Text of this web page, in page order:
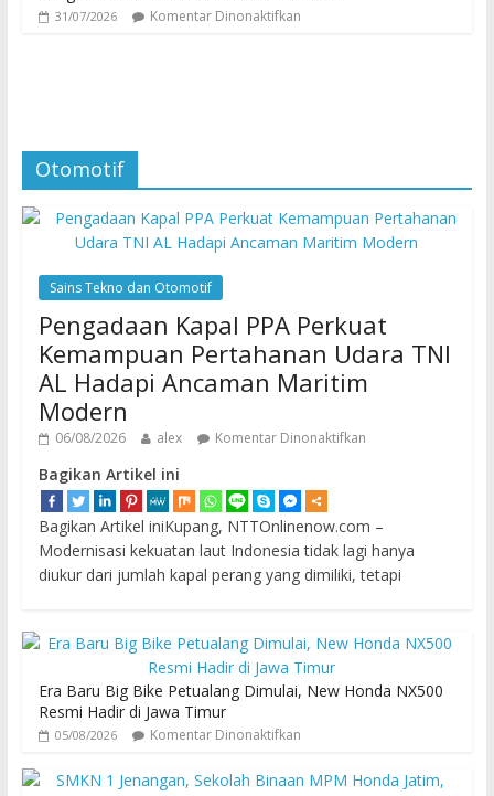
31/07/2026 Komentar Dinonaktifkan
Otomotif
Sains Tekno dan Otomotif
Pengadaan Kapal PPA Perkuat
Kemampuan Pertahanan Udara TNI
AL Hadapi Ancaman Maritim
Modern
06/08/2026 alex Komentar Dinonaktifkan
Bagikan Artikel ini
Bagikan Artikel iniKupang, NTTOnlinenow.com –
Modernisasi kekuatan laut Indonesia tidak lagi hanya
diukur dari jumlah kapal perang yang dimiliki, tetapi
Era Baru Big Bike Petualang Dimulai, New Honda NX500
Resmi Hadir di Jawa Timur
05/08/2026 Komentar Dinonaktifkan